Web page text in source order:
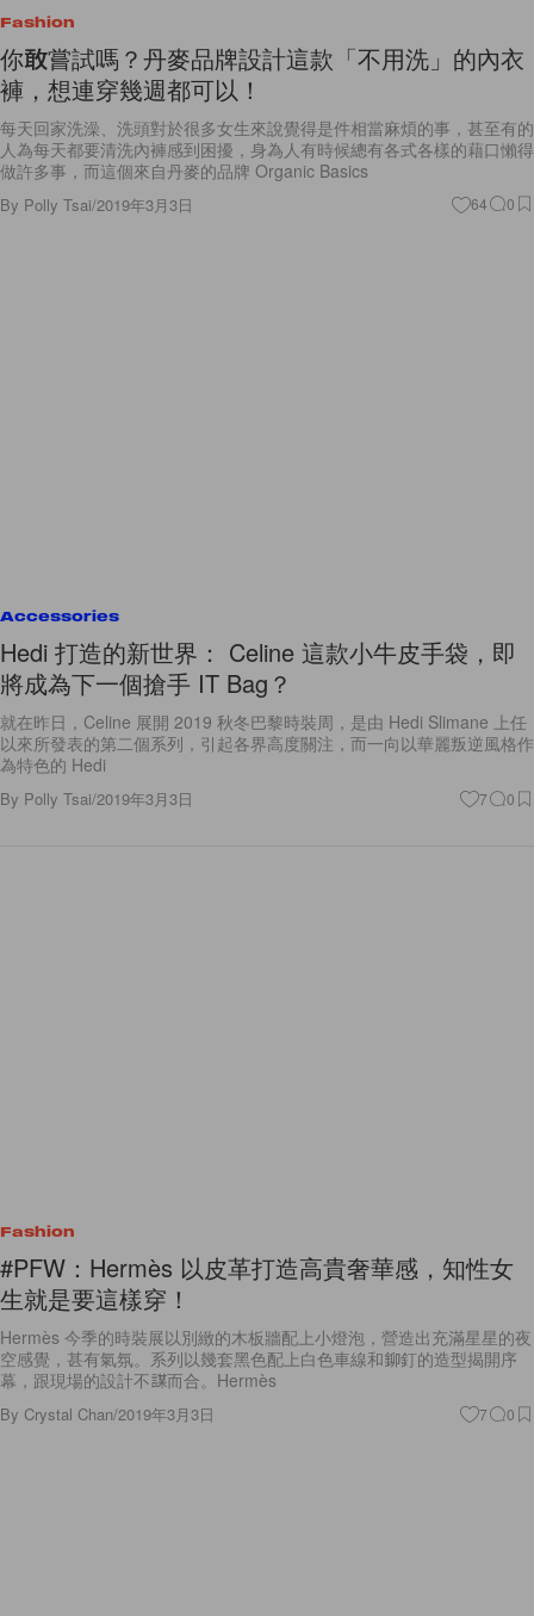
Fashion
你敢嘗試嗎？丹麥品牌設計這款「不用洗」的內衣
褲，想連穿幾週都可以！
每天回家洗澡、洗頭對於很多女生來說覺得是件相當麻煩的事，甚至有的
人為每天都要清洗內褲感到困擾，身為人有時候總有各式各樣的藉口懶得
做許多事，而這個來自丹麥的品牌 Organic Basics
By Polly Tsai/2019年3月3日 64 0
Accessories
Hedi 打造的新世界： Celine 這款小牛皮手袋，即
將成為下一個搶手 IT Bag？
就在昨日，Celine 展開 2019 秋冬巴黎時裝周，是由 Hedi Slimane 上任
以來所發表的第二個系列，引起各界高度關注，而一向以華麗叛逆風格作
為特色的 Hedi
By Polly Tsai/2019年3月3日 7 0
Fashion
#PFW：Hermès 以皮革打造高貴奢華感，知性女
生就是要這樣穿！
Hermès 今季的時裝展以別緻的木板牆配上小燈泡，營造出充滿星星的夜
空感覺，甚有氣氛。系列以幾套黑色配上白色車線和鉚釘的造型揭開序
幕，跟現場的設計不謀而合。Hermès
By Crystal Chan/2019年3月3日 7 0